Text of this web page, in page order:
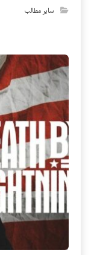
سایر مطالب